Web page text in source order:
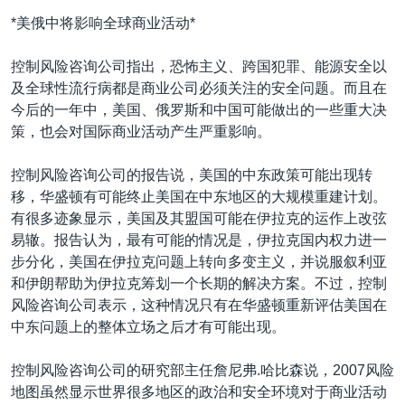
*美俄中将影响全球商业活动*
控制风险咨询公司指出，恐怖主义、跨国犯罪、能源安全以
及全球性流行病都是商业公司必须关注的安全问题。而且在
今后的一年中，美国、俄罗斯和中国可能做出的一些重大决
策，也会对国际商业活动产生严重影响。
控制风险咨询公司的报告说，美国的中东政策可能出现转
移，华盛顿有可能终止美国在中东地区的大规模重建计划。
有很多迹象显示，美国及其盟国可能在伊拉克的运作上改弦
易辙。报告认为，最有可能的情况是，伊拉克国内权力进一
步分化，美国在伊拉克问题上转向多变主义，并说服叙利亚
和伊朗帮助为伊拉克筹划一个长期的解决方案。不过，控制
风险咨询公司表示，这种情况只有在华盛顿重新评估美国在
中东问题上的整体立场之后才有可能出现。
控制风险咨询公司的研究部主任詹尼弗.哈比森说，2007风险
地图虽然显示世界很多地区的政治和安全环境对于商业活动